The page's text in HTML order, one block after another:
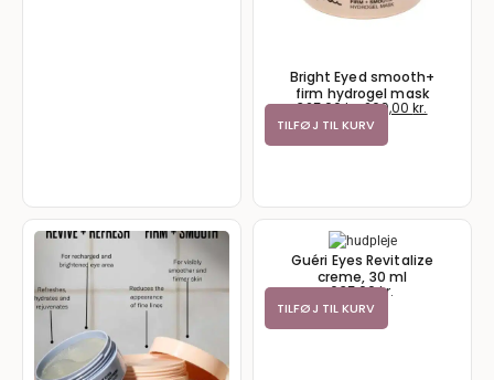
Bright Eyed smooth+
firm hydrogel mask
325,00kr.260,00kr.
TILFØJ TIL KURV
Guéri Eyes Revitalize
creme, 30 ml
635,00kr.
TILFØJ TIL KURV